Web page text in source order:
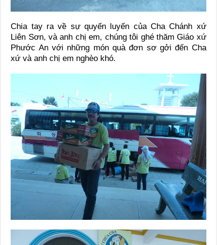
Chia tay ra về sự quyến luyến của Cha Chánh xứ
Liên Sơn, và anh chị em, chúng tôi ghé thăm Giáo xứ
Phước An với những món quà đơn sơ gởi đến Cha
xứ và anh chị em nghèo khó.